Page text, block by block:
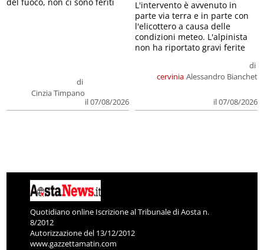
di
Cinzia Timpano
il 07/08/2026
cervinia
di
Alessandro Bianchet
il 07/08/2026
L'intervento è avvenuto in
parte via terra e in parte con
l'elicottero a causa delle
condizioni meteo. L'alpinista
non ha riportato gravi ferite
Quotidiano online Iscrizione al Tribunale di Aosta n.
8/2012
Autorizzazione del 13/12/2012
www.gazzettamatin.com